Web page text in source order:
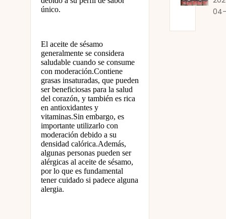
único.
El aceite de sésamo
generalmente se considera
saludable cuando se consume
con moderación.Contiene
grasas insaturadas, que pueden
ser beneficiosas para la salud
del corazón, y también es rica
en antioxidantes y
vitaminas.Sin embargo, es
importante utilizarlo con
moderación debido a su
densidad calórica.Además,
algunas personas pueden ser
alérgicas al aceite de sésamo,
por lo que es fundamental
tener cuidado si padece alguna
alergia.